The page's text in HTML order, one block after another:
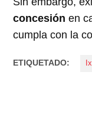
concesión en
cumpla con la
ETIQUETADO: